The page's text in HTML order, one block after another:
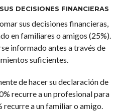
DECISIONES FINANCIERAS
sus decisiones financieras,
en familiares o amigos (25%).
informado antes a través de
suficientes.
de hacer su declaración de
recurre a un profesional para
a un familiar o amigo.